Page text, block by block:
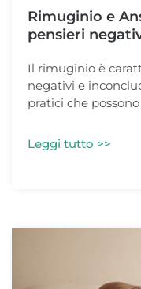
Rimuginio e
pensieri
Il rimuginio è
negativi e
pratici che
Leggi tutto >>